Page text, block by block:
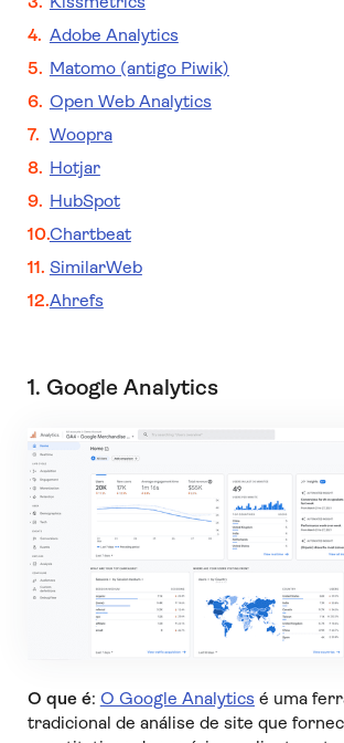
Adobe Analytics
Matomo (antigo Piwik)
Open Web Analytics
Woopra
Hotjar
HubSpot
Chartbeat
SimilarWeb
Ahrefs
1. Google Analytics
O que é: O Google Analytics é uma
tradicional de análise de site que